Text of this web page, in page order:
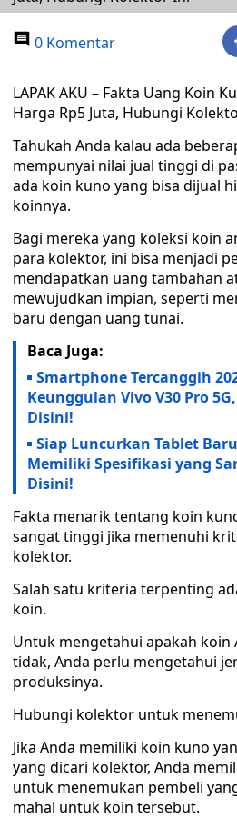
0 Komentar
LAPAK AKU – Fakta Uang Koin
Harga Rp5 Juta, Hubungi
Tahukah Anda kalau ada
mempunyai nilai jual tinggi di
ada koin kuno yang bisa dijual
koinnya.
Bagi mereka yang koleksi koin
para kolektor, ini bisa menjadi
mendapatkan uang tambahan
mewujudkan impian, seperti
baru dengan uang tunai.
Baca Juga:
Smartphone Tercanggih
Keunggulan Vivo V30 Pro
Disini!
Siap Luncurkan Tablet
Memiliki Spesifikasi yang
Disini!
Fakta menarik tentang koin
sangat tinggi jika memenuhi
kolektor.
Salah satu kriteria terpenting
koin.
Untuk mengetahui apakah koin
tidak, Anda perlu mengetahui
produksinya.
Hubungi kolektor untuk
Jika Anda memiliki koin kuno
yang dicari kolektor, Anda
untuk menemukan pembeli
mahal untuk koin tersebut.